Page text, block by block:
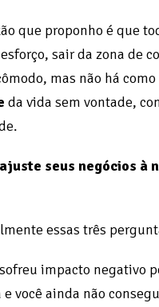
que proponho é que
sair da zona de
mas não há
da vida sem vontade,
seus negócios à
essas três
impacto negativo
você ainda não